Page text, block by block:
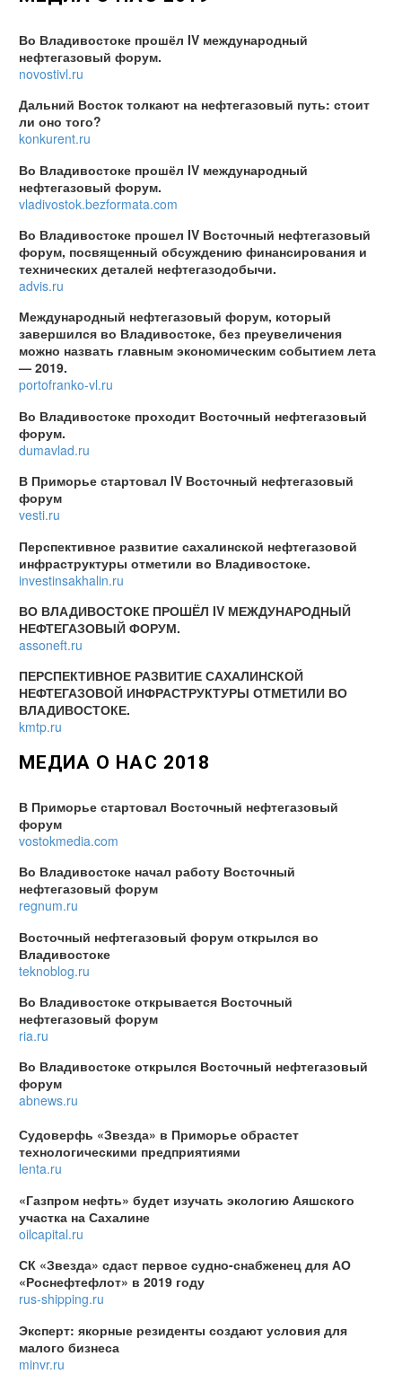
Во Владивостоке прошёл IV международный
нефтегазовый форум.
novostivl.ru
Дальний Восток толкают на нефтегазовый путь: стоит
ли оно того?
konkurent.ru
Во Владивостоке прошёл IV международный
нефтегазовый форум.
vladivostok.bezformata.com
Во Владивостоке прошел IV Восточный нефтегазовый
форум, посвященный обсуждению финансирования и
технических деталей нефтегазодобычи.
advis.ru
Международный нефтегазовый форум, который
завершился во Владивостоке, без преувеличения
можно назвать главным экономическим событием лета
— 2019.
portofranko-vl.ru
Во Владивостоке проходит Восточный нефтегазовый
форум.
dumavlad.ru
В Приморье стартовал IV Восточный нефтегазовый
форум
vesti.ru
Перспективное развитие сахалинской нефтегазовой
инфраструктуры отметили во Владивостоке.
investinsakhalin.ru
ВО ВЛАДИВОСТОКЕ ПРОШЁЛ IV МЕЖДУНАРОДНЫЙ
НЕФТЕГАЗОВЫЙ ФОРУМ.
assoneft.ru
ПЕРСПЕКТИВНОЕ РАЗВИТИЕ САХАЛИНСКОЙ
НЕФТЕГАЗОВОЙ ИНФРАСТРУКТУРЫ ОТМЕТИЛИ ВО
ВЛАДИВОСТОКЕ.
kmtp.ru
МЕДИА О НАС 2018
В Приморье стартовал Восточный нефтегазовый
форум
vostokmedia.com
Во Владивостоке начал работу Восточный
нефтегазовый форум
regnum.ru
Восточный нефтегазовый форум открылся во
Владивостоке
teknoblog.ru
Во Владивостоке открывается Восточный
нефтегазовый форум
ria.ru
Во Владивостоке открылся Восточный нефтегазовый
форум
abnews.ru
Судоверфь «Звезда» в Приморье обрастет
технологическими предприятиями
lenta.ru
«Газпром нефть» будет изучать экологию Аяшского
участка на Сахалине
oilcapital.ru
СК «Звезда» сдаст первое судно-снабженец для АО
«Роснефтефлот» в 2019 году
rus-shipping.ru
Эксперт: якорные резиденты создают условия для
малого бизнеса
minvr.ru